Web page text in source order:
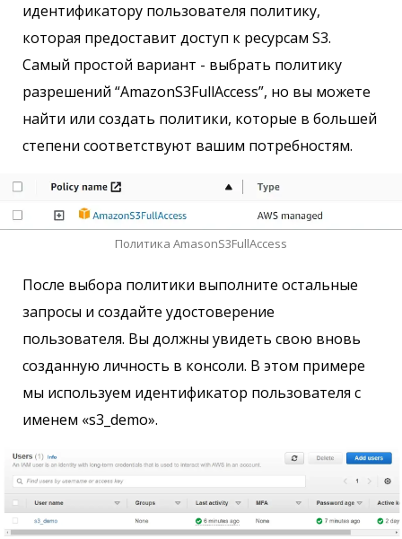
идентификатору пользователя политику,
которая предоставит доступ к ресурсам S3.
Самый простой вариант - выбрать политику
разрешений “AmazonS3FullAccess”, но вы можете
найти или создать политики, которые в большей
степени соответствуют вашим потребностям.
Политика AmasonS3FullAccess
После выбора политики выполните остальные
запросы и создайте удостоверение
пользователя. Вы должны увидеть свою вновь
созданную личность в консоли. В этом примере
мы используем идентификатор пользователя с
именем «s3_demo».